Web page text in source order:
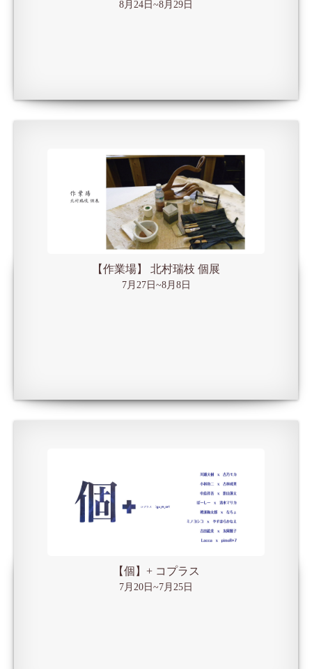
8月24日~8月29日
【作業場】 北村瑞枝 個展
7月27日~8月8日
【個】+ コプラス
7月20日~7月25日